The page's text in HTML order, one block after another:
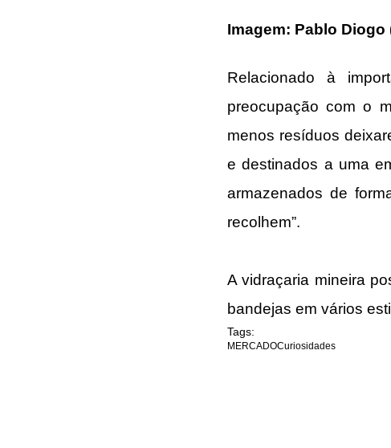
Imagem: Pablo
Relacionado à
preocupação com o
menos resíduos
e destinados a uma
armazenados de
recolhem”.
A vidraçaria mineira
bandejas em vários
Tags:
MERCADOCuriosidades